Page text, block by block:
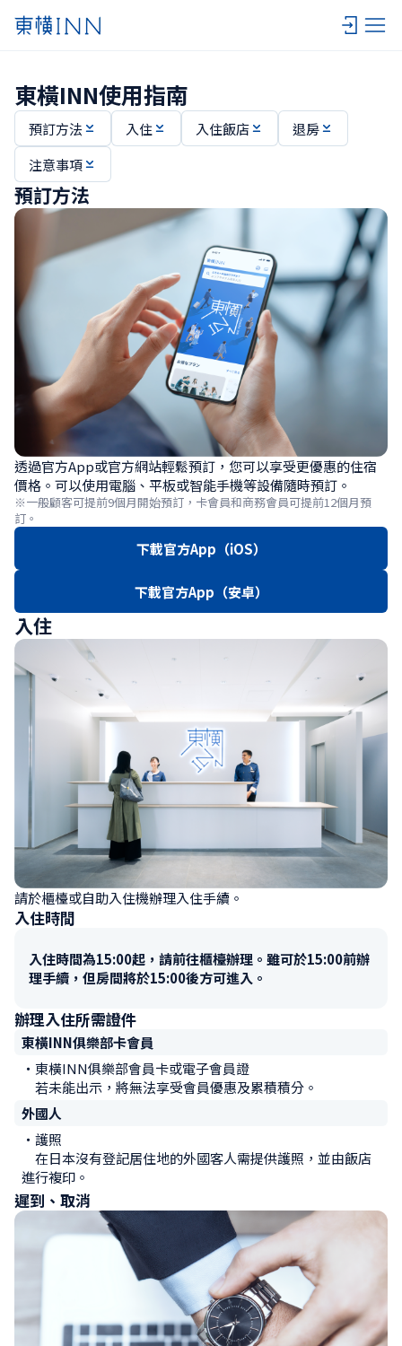
東橫INN使用指南
預訂方法 入住 入住飯店
退房
注意事項
預訂方法
透過官方App或官方網站輕鬆預訂，您可以享受更優惠的住宿
價格。可以使用電腦、平板或智能手機等設備隨時預訂。
※一般顧客可提前9個月開始預訂，卡會員和商務會員可提前12個月預
訂。
下載官方App（iOS）
下載官方App（安卓）
入住
請於櫃檯或自助入住機辦理入住手續。
入住時間
入住時間為15:00起，請前往櫃檯辦理。雖可於15:00前辦
理手續，但房間將於15:00後方可進入。
辦理入住所需證件
東橫INN俱樂部卡會員
・東橫INN俱樂部會員卡或電子會員證
若未能出示，將無法享受會員優惠及累積積分。
外國人
・護照
在日本沒有登記居住地的外國客人需提供護照，並由飯店
進行複印。
遲到、取消